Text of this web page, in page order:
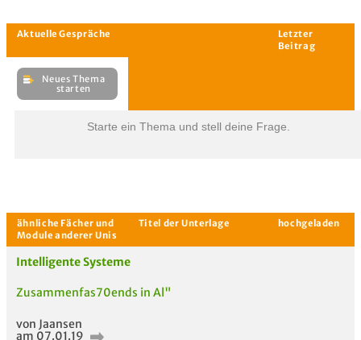
Aktuelle Gespräche
starten
Starte ein Thema und stell deine Frage.
Intelligente Systeme
Zusammenfas70ends in Al"
von Jaansen
am 07.01.19